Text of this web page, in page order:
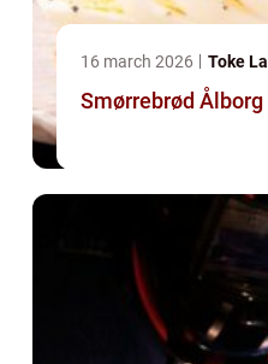
16 march 2026 Toke
Smørrebrød Ålborg